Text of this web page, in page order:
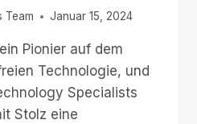
Team Januar 15, 2024
Pionier auf dem
Technologie, und
Specialists
Stolz eine